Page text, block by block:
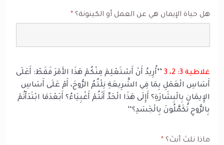
هل حياة الإيمان هي عن العمل أو الكينونة؟ *
غلاطية 3: 2، 3
’’أُرِيدُ أَنْ أَسْتَعْلِمَ مِنْكُمْ هَذَا الأَمْرَ فَقَطْ: أَعَلَى
أَسَاسِ الْعَمَلِ بِمَا فِي الشَّرِيعَةِ نِلْتُمُ الرُّوحَ، أَمْ عَلَى أَسَاسِ
الإِيمَانِ بِالْبِشَارَةِ؟ أَإِلَى هَذَا الْحَدِّ أَنْتُمْ أَغْبِيَاءُ؟ أَبَعْدَمَا ابْتَدَأْتُمْ
بِالرُّوحِ تُكَمَّلُونَ بِالْجَسَدِ؟‘‘
ماذا نلتَ أنتَ؟ *